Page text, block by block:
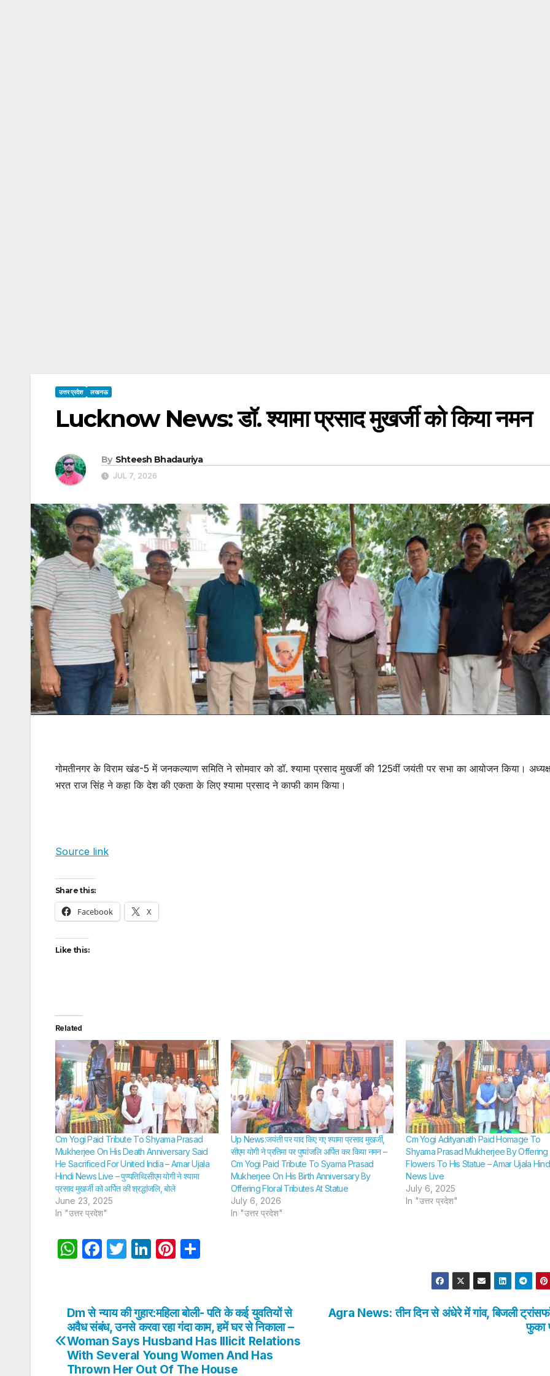
उत्तर प्रदेश लखनऊ
Lucknow News: डॉ. श्यामा प्रसाद मुखर्जी को किया नमन
By Shteesh Bhadauriya
JUL 7, 2026
गोमतीनगर के विराम खंड-5 में जनकल्याण समिति ने सोमवार को डॉ. श्यामा प्रसाद मुखर्जी की 125वीं जयंती पर सभा का आयोजन किया।
भरत राज सिंह ने कहा कि देश की एकता के लिए श्यामा प्रसाद ने काफी काम किया।
Source link
Share this:
Facebook X
Like this:
Related
Cm Yogi Paid Tribute To Shyama Prasad
Mukherjee On His Death Anniversary Said
He Sacrificed For United India – Amar Ujala
Hindi News Live – पुण्यतिथि:सीएम योगी ने श्यामा
प्रसाद मुखर्जी को अर्पित की श्रद्धांजलि, बोले
June 23, 2025
In "उत्तर प्रदेश"
Up News:जयंती पर याद किए गए श्यामा प्रसाद मुखर्जी,
सीएम योगी ने प्रतिमा पर पुष्पांजलि अर्पित कर किया नमन –
Cm Yogi Paid Tribute To Syama Prasad
Mukherjee On His Birth Anniversary By
Offering Floral Tributes At Statue
July 6, 2026
In "उत्तर प्रदेश"
Cm Yogi Adityanath Paid Homage To
Shyama Prasad Mukherjee By Offering
Flowers To His Statue – Amar Ujala
News Live
July 6, 2025
In "उत्तर प्रदेश"
W
s
A
p
p
F
e
b
o
o
T
er
Li
e
dI
n
Pi
e
st
e
Post
navigation
Agra News: तीन दिन से अंधेरे में गांव, बिजली
फुका
Dm से न्याय की गुहार:महिला बोली- पति के कई युवतियों से
अवैध संबंध, उनसे करवा रहा गंदा काम, हमें घर से निकाला –
Woman Says Husband Has Illicit Relations
With Several Young Women And Has
Thrown Her Out Of The House